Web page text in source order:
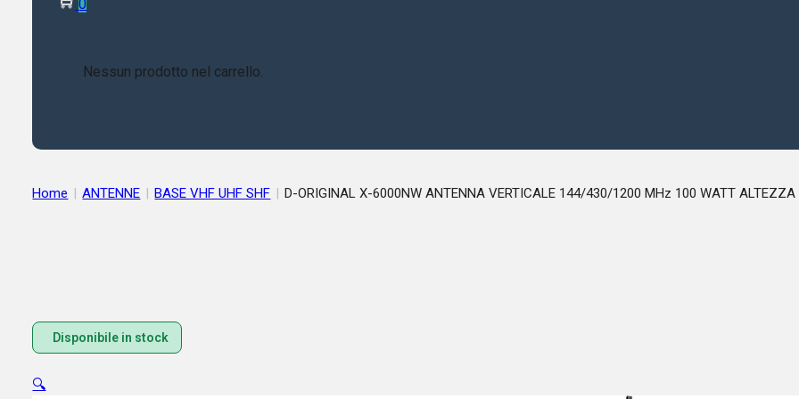
0
Nessun prodotto nel carrello.
Home | ANTENNE | BASE VHF UHF SHF | D-ORIGINAL X-6000NW ANTENNA VERTICALE 144/430/1200 MHz 100 WATT
Disponibile in stock
🔍